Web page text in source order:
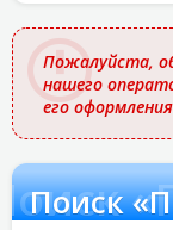
Пожалуйста,
нашего
его
Поиск